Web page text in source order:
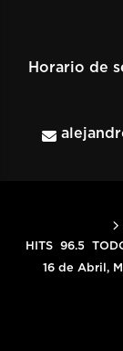
Horario de
HITS 96.5
16 de Abril,